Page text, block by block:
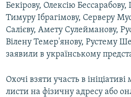
Бекірову, Олексію
Тимуру Ібрагімову, Серверу
Салієву, Амету Сулейманову,
Вілену Темер'янову, Рустему
заявили в українському
Охочі взяти участь в
листи на фізичну адресу або